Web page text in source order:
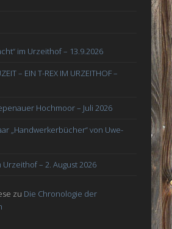
im Urzeithof – 13.9.2026
– EIN T-REX IM URZEITHOF –
Hochmoor – Juli 2026
„Handwerkerbücher“ von Uwe-
– 2. August 2026
zu Die Chronologie der